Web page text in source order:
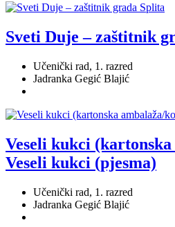
Sveti Duje – zaštitnik
Učenički rad, 1. razred
Jadranka Gegić Blajić
Veseli kukci
Veseli kukci (pjesma)
Učenički rad, 1. razred
Jadranka Gegić Blajić